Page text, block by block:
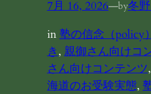
7月 16, 2026—by冬
in塾の信念（policy
き, 親御さん向けコ
さん向けコンテンツ,
海道のお受験実態,